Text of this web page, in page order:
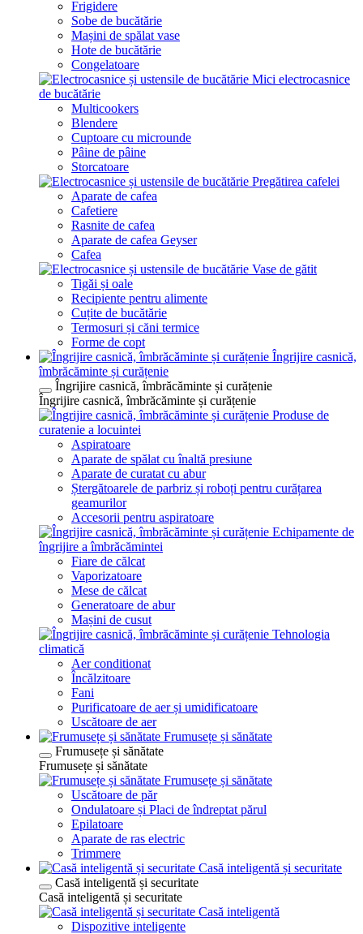
Frigidere
Sobe de bucătărie
Mașini de spălat vase
Hote de bucătărie
Congelatoare
Mici electrocasnice
de bucătărie
Multicookers
Blendere
Cuptoare cu microunde
Pâine de pâine
Storcatoare
Pregătirea cafelei
Aparate de cafea
Cafetiere
Rasnite de cafea
Aparate de cafea Geyser
Cafea
Vase de gătit
Tigăi și oale
Recipiente pentru alimente
Cuțite de bucătărie
Termosuri și căni termice
Forme de copt
Îngrijire casnică,
îmbrăcăminte și curățenie
Îngrijire casnică, îmbrăcăminte și curățenie
Îngrijire casnică, îmbrăcăminte și curățenie
Produse de
curatenie a locuintei
Aspiratoare
Aparate de spălat cu înaltă presiune
Aparate de curatat cu abur
Ștergătoarele de parbriz și roboți pentru curățarea
geamurilor
Accesorii pentru aspiratoare
Echipamente de
îngrijire a îmbrăcămintei
Fiare de călcat
Vaporizatoare
Mese de călcat
Generatoare de abur
Mașini de cusut
Tehnologia
climatică
Aer conditionat
Încălzitoare
Fani
Purificatoare de aer și umidificatoare
Uscătoare de aer
Frumusețe și sănătate
Frumusețe și sănătate
Frumusețe și sănătate
Frumusețe și sănătate
Uscătoare de păr
Ondulatoare și Placi de îndreptat părul
Epilatoare
Aparate de ras electric
Trimmere
Casă inteligentă și securitate
Casă inteligentă și securitate
Casă inteligentă și securitate
Casă inteligentă
Dispozitive inteligente